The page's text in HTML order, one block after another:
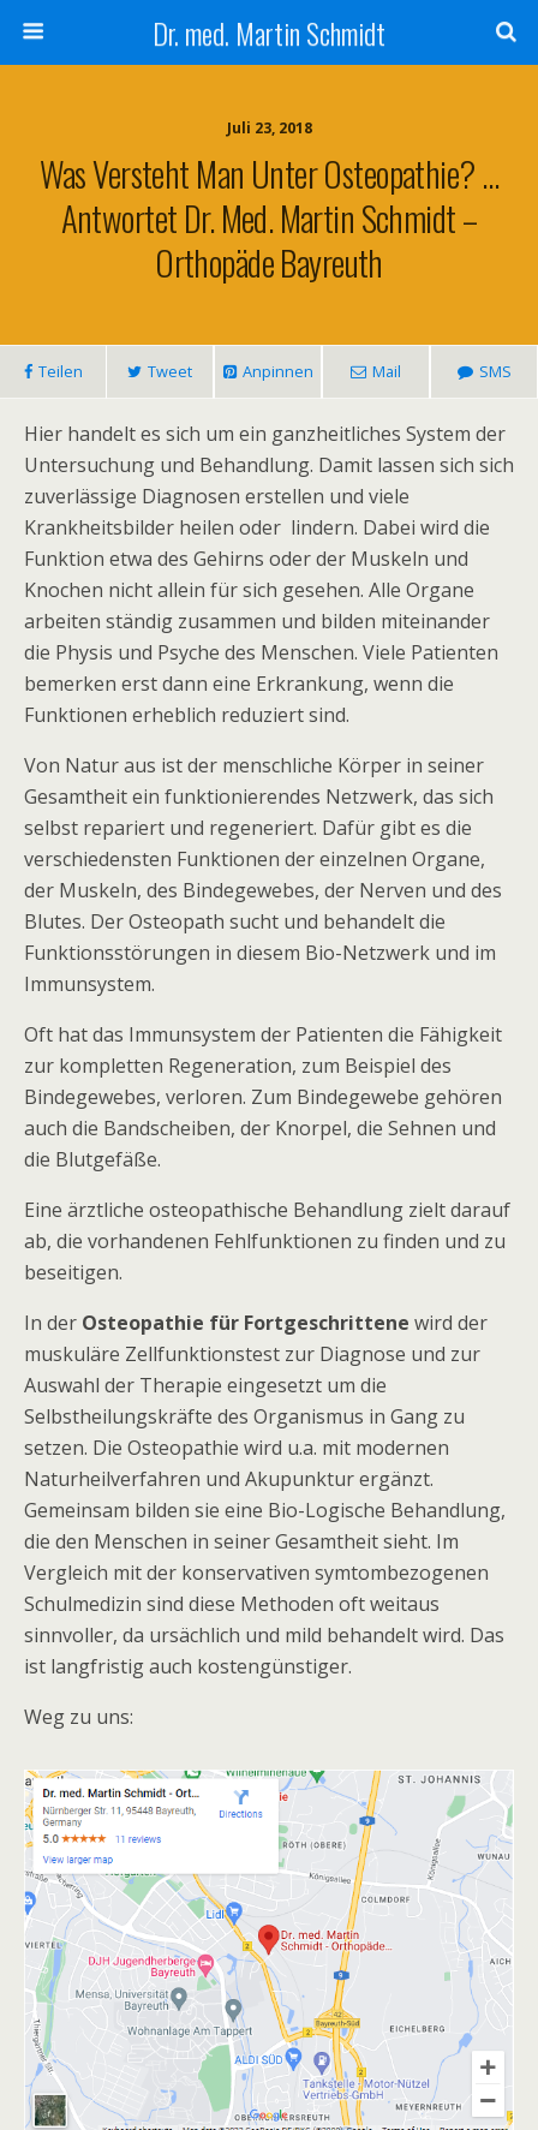
Dr. med. Martin Schmidt
Juli 23, 2018
Was Versteht Man Unter Osteopathie? …
Antwortet Dr. Med. Martin Schmidt –
Orthopäde Bayreuth
Teilen Tweet Anpinnen Mail SMS
Hier handelt es sich um ein ganzheitliches System der
Untersuchung und Behandlung. Damit lassen sich sich
zuverlässige Diagnosen erstellen und viele
Krankheitsbilder heilen oder lindern. Dabei wird die
Funktion etwa des Gehirns oder der Muskeln und
Knochen nicht allein für sich gesehen. Alle Organe
arbeiten ständig zusammen und bilden miteinander
die Physis und Psyche des Menschen. Viele Patienten
bemerken erst dann eine Erkrankung, wenn die
Funktionen erheblich reduziert sind.
Von Natur aus ist der menschliche Körper in seiner
Gesamtheit ein funktionierendes Netzwerk, das sich
selbst repariert und regeneriert. Dafür gibt es die
verschiedensten Funktionen der einzelnen Organe,
der Muskeln, des Bindegewebes, der Nerven und des
Blutes. Der Osteopath sucht und behandelt die
Funktionsstörungen in diesem Bio-Netzwerk und im
Immunsystem.
Oft hat das Immunsystem der Patienten die Fähigkeit
zur kompletten Regeneration, zum Beispiel des
Bindegewebes, verloren. Zum Bindegewebe gehören
auch die Bandscheiben, der Knorpel, die Sehnen und
die Blutgefäße.
Eine ärztliche osteopathische Behandlung zielt darauf
ab, die vorhandenen Fehlfunktionen zu finden und zu
beseitigen.
In der Osteopathie für Fortgeschrittene wird der
muskuläre Zellfunktionstest zur Diagnose und zur
Auswahl der Therapie eingesetzt um die
Selbstheilungskräfte des Organismus in Gang zu
setzen. Die Osteopathie wird u.a. mit modernen
Naturheilverfahren und Akupunktur ergänzt.
Gemeinsam bilden sie eine Bio-Logische Behandlung,
die den Menschen in seiner Gesamtheit sieht. Im
Vergleich mit der konservativen symtombezogenen
Schulmedizin sind diese Methoden oft weitaus
sinnvoller, da ursächlich und mild behandelt wird. Das
ist langfristig auch kostengünstiger.
Weg zu uns: